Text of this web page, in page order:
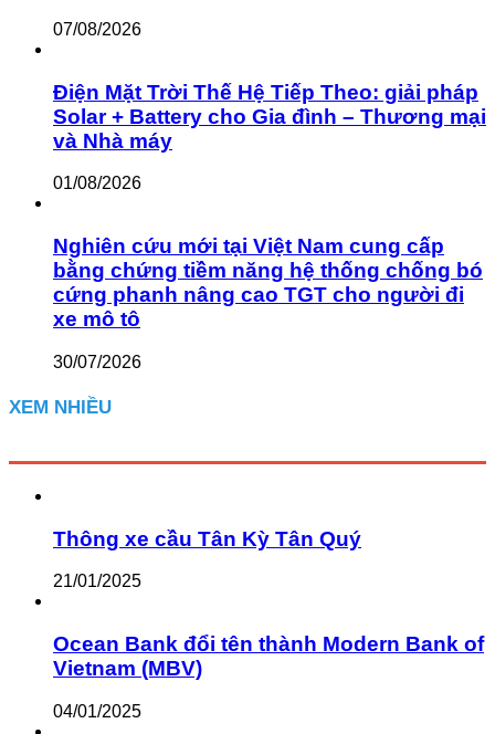
07/08/2026
Điện Mặt Trời Thế Hệ Tiếp Theo: giải pháp
Solar + Battery cho Gia đình – Thương mại
và Nhà máy
01/08/2026
Nghiên cứu mới tại Việt Nam cung cấp
bằng chứng tiềm năng hệ thống chống bó
cứng phanh nâng cao TGT cho người đi
xe mô tô
30/07/2026
XEM NHIỀU
Thông xe cầu Tân Kỳ Tân Quý
21/01/2025
Ocean Bank đổi tên thành Modern Bank of
Vietnam (MBV)
04/01/2025